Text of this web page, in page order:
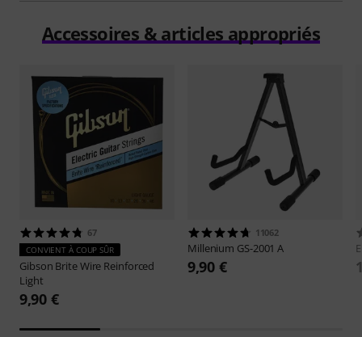
Accessoires & articles appropriés
67
CONVIENT À COUP SÛR
Gibson Brite Wire Reinforced
Light
9,90 €
11062
Millenium GS-2001 A
9,90 €